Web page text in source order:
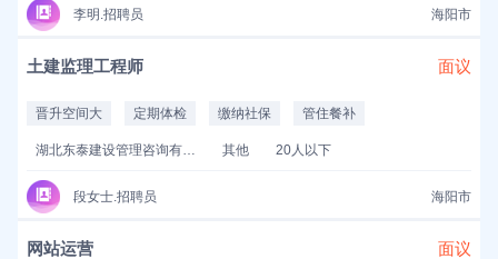
李明.招聘员 海阳市
土建监理工程师 面议
晋升空间大 定期体检 缴纳社保 管住餐补
湖北东泰建设管理咨询有限公司 其他 20人以下
段女士.招聘员 海阳市
网站运营 面议